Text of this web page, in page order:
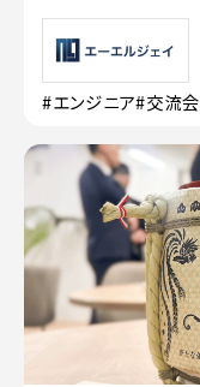
#エンジニア#交流会